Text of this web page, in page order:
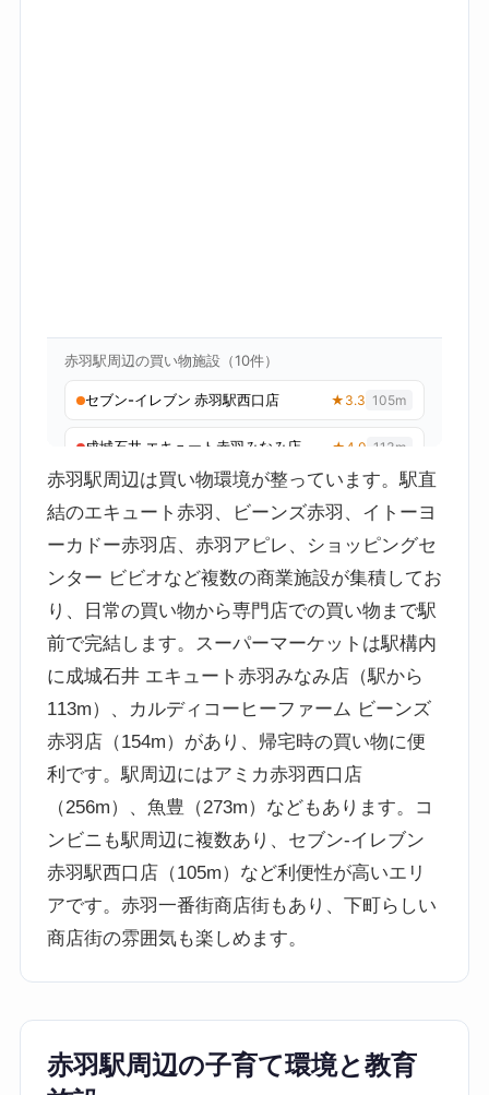
赤羽駅周辺は買い物環境が整っています。駅直
結のエキュート赤羽、ビーンズ赤羽、イトーヨ
ーカドー赤羽店、赤羽アピレ、ショッピングセ
ンター ビビオなど複数の商業施設が集積してお
り、日常の買い物から専門店での買い物まで駅
前で完結します。スーパーマーケットは駅構内
に成城石井 エキュート赤羽みなみ店（駅から
113m）、カルディコーヒーファーム ビーンズ
赤羽店（154m）があり、帰宅時の買い物に便
利です。駅周辺にはアミカ赤羽西口店
（256m）、魚豊（273m）などもあります。コ
ンビニも駅周辺に複数あり、セブン-イレブン
赤羽駅西口店（105m）など利便性が高いエリ
アです。赤羽一番街商店街もあり、下町らしい
商店街の雰囲気も楽しめます。
赤羽駅周辺の子育て環境と教育